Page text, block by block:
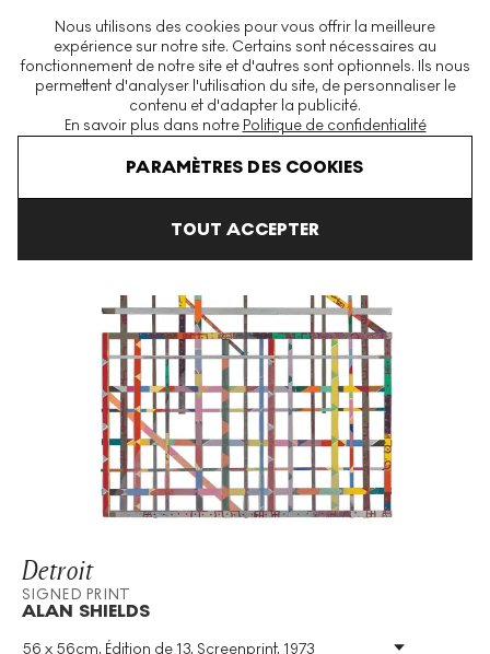
Nous utilisons des cookies pour vous offrir la meilleure
expérience sur notre site. Certains sont nécessaires au
fonctionnement de notre site et d'autres sont optionnels. Ils nous
permettent d'analyser l'utilisation du site, de personnaliser le
contenu et d'adapter la publicité.
En savoir plus dans notre Politique de confidentialité
PARAMÈTRES DES COOKIES
TOUT ACCEPTER
La plus grande plateforme mondiale d'estampes et éditions
modernes et contemporaines
Alan Shields Detroit Signed Print
Detroit
SIGNED PRINT
ALAN SHIELDS
56 x 56cm, Édition de 13, Screenprint, 1973